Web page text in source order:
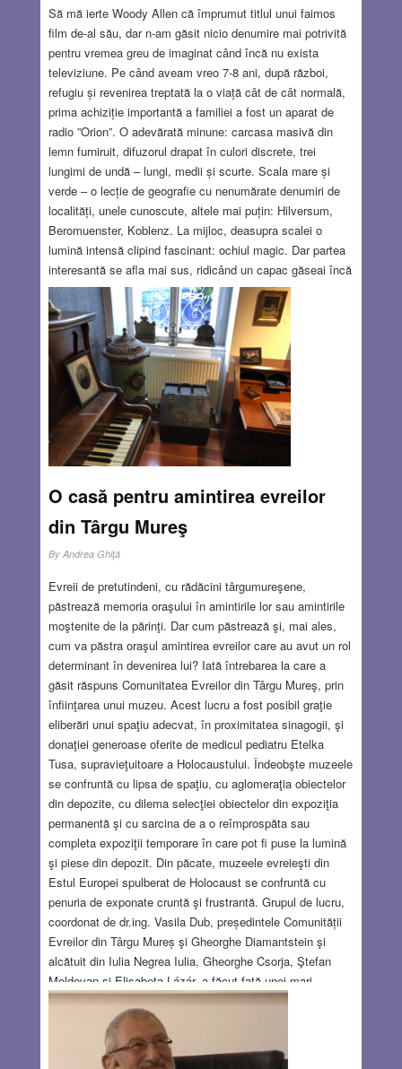
Să mă ierte Woody Allen că împrumut titlul unui faimos
film de-al său, dar n-am găsit nicio denumire mai potrivită
pentru vremea greu de imaginat când încă nu exista
televiziune. Pe când aveam vreo 7-8 ani, după război,
refugiu și revenirea treptată la o viață cât de cât normală,
prima achiziție importantă a familiei a fost un aparat de
radio ”Orion”. O adevărată minune: carcasa masivă din
lemn furniruit, difuzorul drapat în culori discrete, trei
lungimi de undă – lungi, medii și scurte. Scala mare și
verde – o lecție de geografie cu nenumărate denumiri de
localități, unele cunoscute, altele mai puțin: Hilversum,
Beromuenster, Koblenz. La mijloc, deasupra scalei o
lumină intensă clipind fascinant: ochiul magic. Dar partea
interesantă se afla mai sus, ridicând un capac găseai încă
o instalație – un patefon! Cumpărătura de ocazie
cuprindea și un pachet cu vreo 30 de discuri uzate – plăci
grele de ebonită cu turația 78 (azi la mare preț printre
colecționari). Selecția era cam eclectică dar
atractivă:
Read more…
JUN 28, 2018 4 COMMENTS
O casă pentru amintirea evreilor
din Târgu Mureş
By Andrea Ghiţă
Evreii de pretutindeni, cu rădăcini târgumureşene,
păstrează memoria oraşului în amintirile lor sau amintirile
moştenite de la părinţi. Dar cum păstrează şi, mai ales,
cum va păstra oraşul amintirea evreilor care au avut un rol
determinant în devenirea lui? Iată întrebarea la care a
găsit răspuns Comunitatea Evreilor din Târgu Mureş, prin
înfiinţarea unui muzeu. Acest lucru a fost posibil graţie
eliberări unui spaţiu adecvat, în proximitatea sinagogii, şi
donaţiei generoase oferite de medicul pediatru Etelka
Tusa, supravieţuitoare a Holocaustului. Îndeobşte muzeele
se confruntă cu lipsa de spaţiu, cu aglomeraţia obiectelor
din depozite, cu dilema selecţiei obiectelor din expoziţia
permanentă şi cu sarcina de a o reîmprospăta sau
completa expoziţii temporare în care pot fi puse la lumină
şi piese din depozit. Din păcate, muzeele evreieşti din
Estul Europei spulberat de Holocaust se confruntă cu
penuria de exponate cruntă şi frustrantă. Grupul de lucru,
coordonat de dr.ing. Vasila Dub, președintele Comunității
Evreilor din Târgu Mureș şi Gheorghe Diamantstein şi
alcătuit din Iulia Negrea Iulia, Gheorghe Csorja, Ştefan
Moldovan şi Elisabeta Lázár, a făcut faţă unei mari
provocări: să vizualizeze istoria de peste un secol, a unei
comunităţi alcătuite din multe mii de persoane, fără a avea
la dispoziţie decât câteva obiecte disparate şi câteva zeci
de fotografii salvate – în mod miraculos – de focul